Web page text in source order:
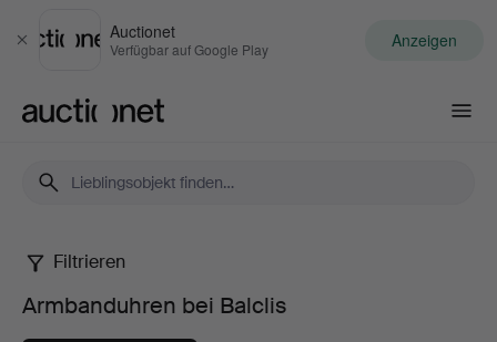
Schließen
Auctionet
Verfügbar auf Google Play Anzeigen
Armbanduhren
bei
Filtrieren
Armbanduhren bei Balclis